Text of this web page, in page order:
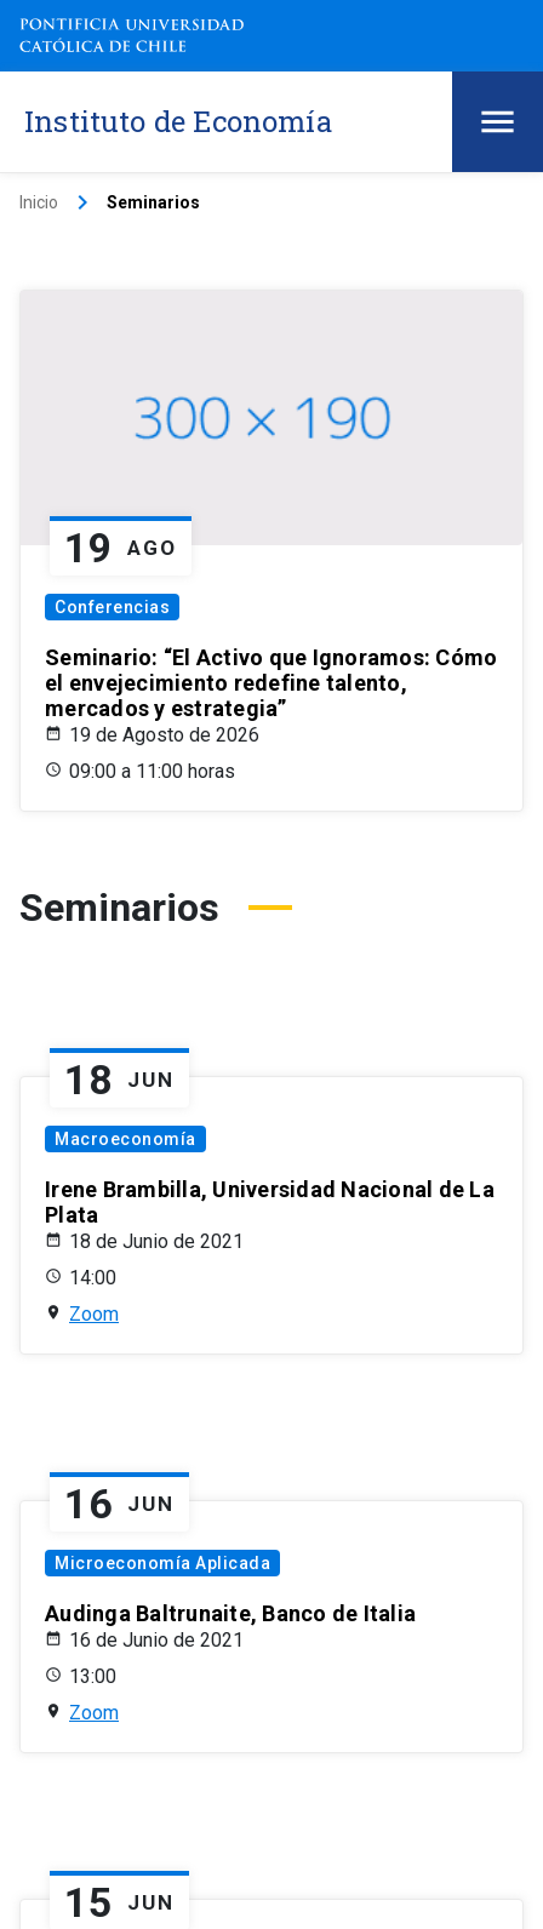
Instituto de Economía
Inicio keyboard_arrow_right Seminarios
19 AGO
Conferencias
Seminario: “El Activo que Ignoramos: Cómo
el envejecimiento redefine talento,
mercados y estrategia”
19 de Agosto de 2026
09:00 a 11:00 horas
Seminarios
18 JUN
Macroeconomía
Irene Brambilla, Universidad Nacional de La
Plata
18 de Junio de 2021
14:00
Zoom
16 JUN
Microeconomía Aplicada
Audinga Baltrunaite, Banco de Italia
16 de Junio de 2021
13:00
Zoom
15 JUN